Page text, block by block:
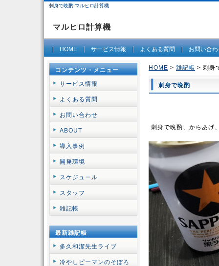
刺身で晩酌 マルヒロ計算機
マルヒロ計算機
HOME サービス情報 よくある質問 お問い合
HOME > 雑記帳 > 刺身
刺身で晩酌
刺身で晩酌、からあげ
コンテンツ・メニュー
サービス情報
よくある質問
お問い合わせ
ABOUT
導入事例
開発環境
スケジュール
スタッフ
雑記帳
最新雑記帳
多久和潔先生ライブ
冷やしピーマンのそぼろ